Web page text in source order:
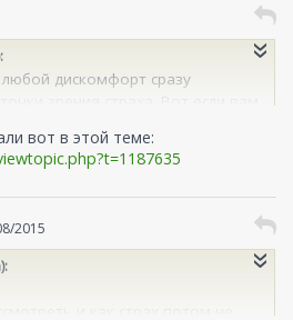
любой дискомфорт сразу
не обязательно значит, что вы
(например, что микробы
вот в этой теме:
2015